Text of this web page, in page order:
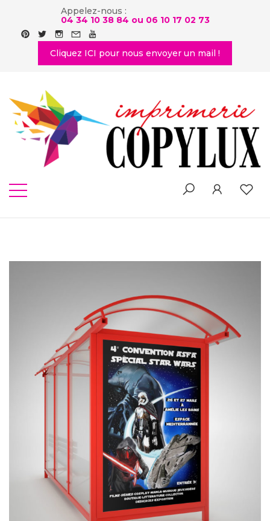
Appelez-nous :
04 34 10 38 84 ou 06 10 17 02 73
Cliquez ICI pour nous envoyer un mail !